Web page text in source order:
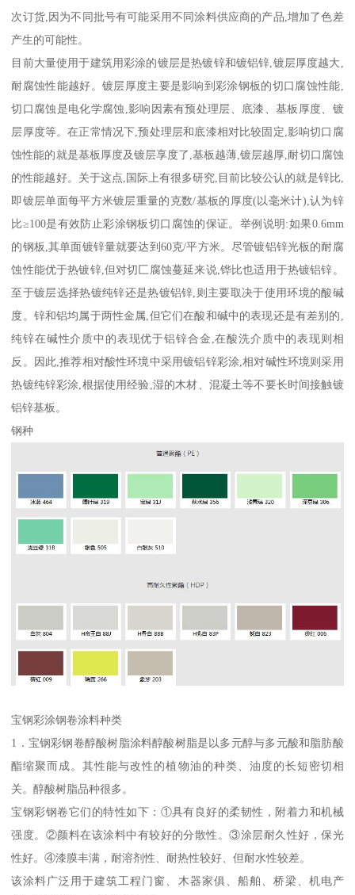
次订货,因为不同批号有可能采用不同涂料供应商的产品,增加了色差
产生的可能性。
目前大量使用于建筑用彩涂的镀层是热镀锌和镀铝锌,镀层厚度越大,
耐腐蚀性能越好。镀层厚度主要是影响到彩涂钢板的切口腐蚀性能,
切口腐蚀是电化学腐蚀,影响因素有预处理层、底漆、基板厚度、镀
层厚度等。在正常情况下,预处理层和底漆相对比较固定,影响切口腐
蚀性能的就是基板厚度及镀层享度了,基板越薄,镀层越厚,耐切口腐蚀
的性能越好。关于这点,国际上有很多研究,目前比较公认的就是锌比,
即镀层单面每平方米镀层重量的克数/基板的厚度(以毫米计),认为锌
比≥100是有效防止彩涂钢板切口腐蚀的保证。举例说明:如果0.6mm
的钢板,其单面镀锌量就要达到60克/平方米。尽管镀铝锌光板的耐腐
蚀性能优于热镀锌,但对切匚腐蚀蔓延来说,铧比也适用于热镀铝锌。
至于镀层选择热镀纯锌还是热镀铝锌,则主要取决于使用环境的酸碱
度。锌和铝均属于两性金属,但它们在酸和碱中的表现还是有差别的,
纯锌在碱性介质中的表现优于铝锌合金,在酸洗介质中的表现则相
反。因此,推荐相对酸性环境中采用镀铝锌彩涂,相对碱性环境则采用
热镀纯锌彩涂,根据使用经验,湿的木材、混凝土等不要长时间接触镀
铝锌基板。
钢种
宝钢彩涂钢卷涂料种类
1．宝钢彩钢卷醇酸树脂涂料醇酸树脂是以多元醇与多元酸和脂肪酸
酯缩聚而成。其性能与改性的植物油的种类、油度的长短密切相
关。醇酸树脂品种很多。
宝钢彩钢卷它们的特性如下：①具有良好的柔韧性，附着力和机械
强度。②颜料在该涂料中有较好的分散性。③涂层耐久性好，保光
性好。④漆膜丰满，耐溶剂性、耐热性较好、但耐水性较差。
该涂料广泛用于建筑工程门窗、木器家俱、船舶、桥梁、机电产